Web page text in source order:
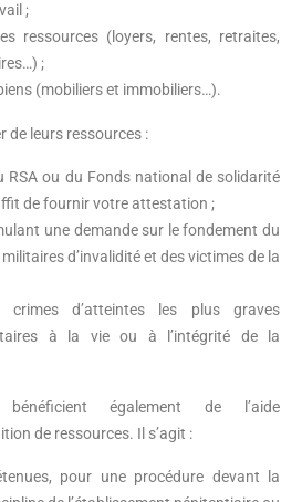
;
ressources (loyers, rentes, retraites,
;
(mobiliers et immobiliers…).
de leurs ressources :
RSA ou du Fonds national de solidarité
de fournir votre attestation ;
une demande sur le fondement du
d’invalidité et des victimes de la
crimes d’atteintes les plus graves
à la vie ou à l’intégrité de la
bénéficient également de l’aide
de ressources. Il s’agit :
pour une procédure devant la